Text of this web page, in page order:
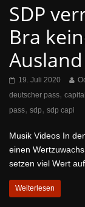
SDP
Bra
19. Juli 2020
deutscher pass,
pass, sdp, sdp capi
Musik Videos In
einen
setzen viel Wert
Weiterlesen